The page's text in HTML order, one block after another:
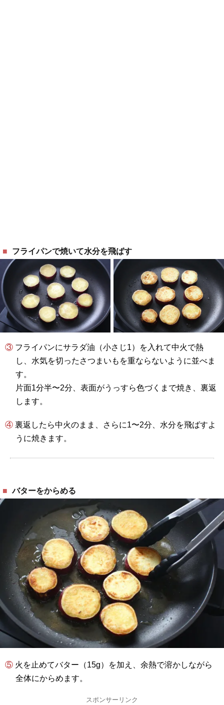
フライパンで焼いて水分を飛ばす
③ フライパンにサラダ油（小さじ1）を入れて中火で熱
し、水気を切ったさつまいもを重ならないように並べま
す。
片面1分半〜2分、表面がうっすら色づくまで焼き、裏返
します。
④ 裏返したら中火のまま、さらに1〜2分、水分を飛ばすよ
うに焼きます。
バターをからめる
⑤ 火を止めてバター（15g）を加え、余熱で溶かしながら
全体にからめます。
スポンサーリンク